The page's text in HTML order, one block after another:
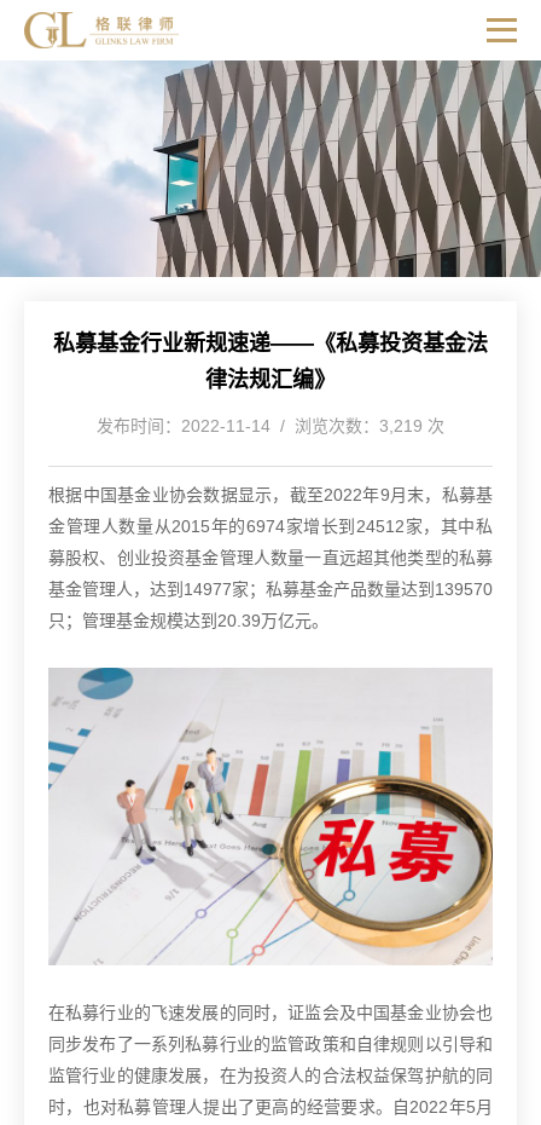
私募基金行业新规速递——《私募投资基金法
律法规汇编》
发布时间：2022-11-14 / 浏览次数：3,219 次
根据中国基金业协会数据显示，截至2022年9月末，私募基
金管理人数量从2015年的6974家增长到24512家，其中私
募股权、创业投资基金管理人数量一直远超其他类型的私募
基金管理人，达到14977家；私募基金产品数量达到139570
只；管理基金规模达到20.39万亿元。
在私募行业的飞速发展的同时，证监会及中国基金业协会也
同步发布了一系列私募行业的监管政策和自律规则以引导和
监管行业的健康发展，在为投资人的合法权益保驾护航的同
时，也对私募管理人提出了更高的经营要求。自2022年5月